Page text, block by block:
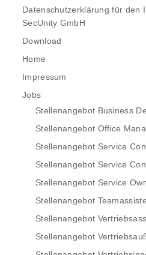
Datenschutzerklärung für den
SecUnity GmbH
Download
Home
Impressum
Jobs
Stellenangebot Business
Stellenangebot Office
Stellenangebot Service
Stellenangebot Service
Stellenangebot Service
Stellenangebot
Stellenangebot
Stellenangebot